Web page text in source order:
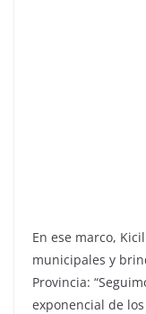
En ese marco,
municipales y
Provincia:
exponencial de